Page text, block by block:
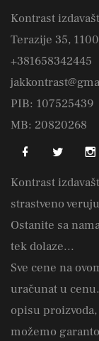
Kontrast
Terazije 35,
+381658342445
PIB: 107525439
MB: 20820268
Kontrast
strastveno
Ostanite sa
tek dolaze...
Sve cene na
uračunat u
opisu
možemo